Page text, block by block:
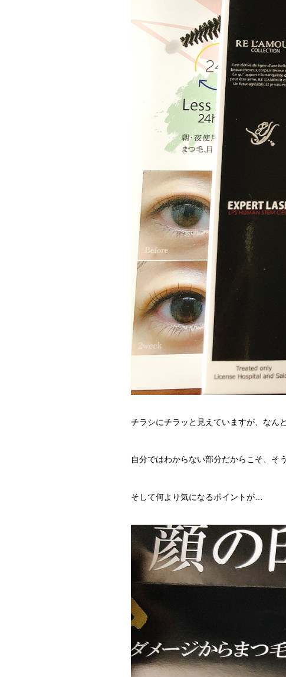
チラシにチラッと見えていますが、なん
自分ではわからない部分だからこそ、そ
そして何より気になるポイントが…